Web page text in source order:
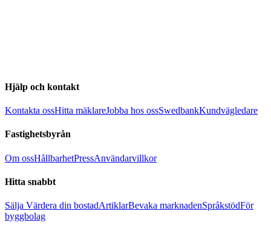
Hjälp och kontakt
Kontakta ossHitta mäklareJobba hos ossSwedbankKundvägledare
Fastighetsbyrån
Om ossHållbarhetPressAnvändarvillkor
Hitta snabbt
Sälja Värdera din bostadArtiklarBevaka marknadenSpråkstödFör
byggbolag